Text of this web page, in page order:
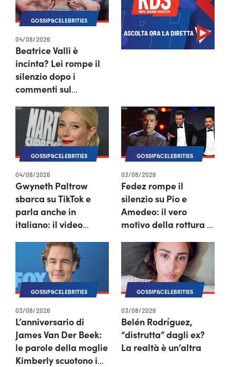
GOSSIP&CELEBRITIES
04/08/2026
Beatrice Valli è
incinta? Lei rompe il
silenzio dopo i
commenti sul
GOSSIP&CELEBRITIES
04/08/2026
Gwyneth Paltrow
sbarca su TikTok e
parla anche in
italiano: il video
GOSSIP&CELEBRITIES
03/08/2026
Fedez rompe il
silenzio su Pio e
Amedeo: il vero
motivo della rottura è
battute
GOSSIP&CELEBRITIES
03/08/2026
L’anniversario di
James Van Der Beek:
le parole della moglie
Kimberly scuotono i
GOSSIP&CELEBRITIES
03/08/2026
Belén Rodríguez,
“distrutta” dagli ex?
La realtà è un’altra